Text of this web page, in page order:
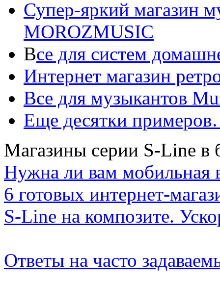
Супер-яркий магазин
MOROZMUSIC
Все для систем
Интернет магазин
Все для музыкантов
Еще десятки
Магазины серии S-Line в
Нужна ли вам мобильная
6 готовых интернет-
S-Line на композите.
Ответы на часто